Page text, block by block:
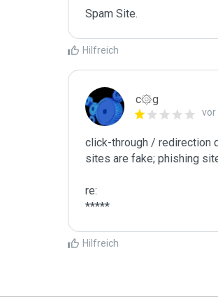
Spam Site.
Hilfreich
c۞g
vor
click-through / redirection
sites are fake; phishing
re:
*****
Hilfreich